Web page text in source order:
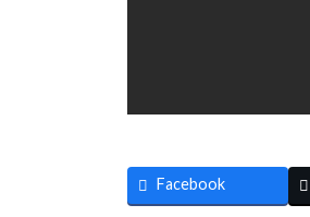
Facebook